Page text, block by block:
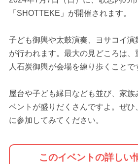
「SHOTTEKE」が開催されます。
子ども御輿や太鼓演奏、ヨサコイ演
が行われます。最大の見どころは
人石炭御輿が会場を練り歩くことで
屋台や子ども縁日なども並び、家族
ベントが盛りだくさんですよ。ぜひ
に参加してみてください。
このイベントの詳しい